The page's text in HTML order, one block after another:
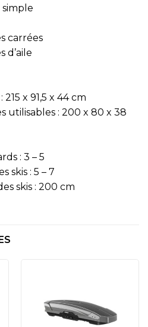
carrées
d’aile
x 91,5 x 44 cm
utilisables : 200 x 80 x 38
: 3 – 5
skis : 5 – 7
skis : 200 cm